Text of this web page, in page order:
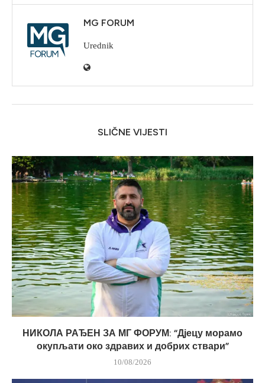
MG FORUM
Urednik
SLIČNE VIJESTI
НИКОЛА РАЂЕН ЗА МГ ФОРУМ: “Дјецу морамо
окупљати око здравих и добрих ствари”
10/08/2026